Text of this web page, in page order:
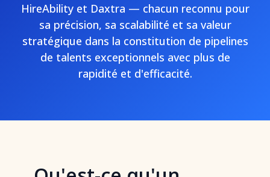
HireAbility et Daxtra — chacun reconnu pour
sa précision, sa scalabilité et sa valeur
stratégique dans la constitution de pipelines
de talents exceptionnels avec plus de
rapidité et d'efficacité.